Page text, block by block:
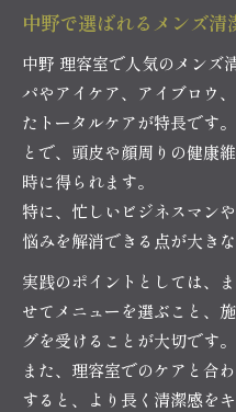
中野で選ばれるメンズ
中野 理容室で人気のメンズ
パやアイケア、アイブロウ
たトータルケアが特長です
とで、頭皮や顔周りの健康
時に得られます。
特に、忙しいビジネスマン
悩みを解消できる点が大き
実践のポイントとしては、
せてメニューを選ぶこと、
グを受けることが大切です。
また、理容室でのケアと合
すると、より長く清潔感を